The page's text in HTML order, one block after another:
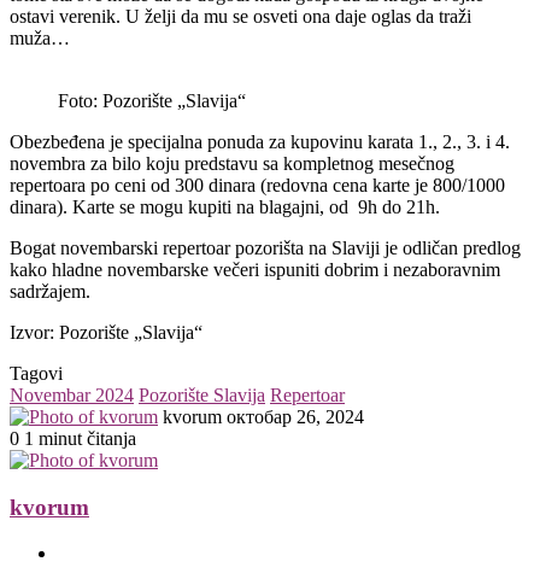
ostavi verenik. U želji da mu se osveti ona daje oglas da traži
muža…
Foto: Pozorište „Slavija“
Obezbeđena je specijalna ponuda za kupovinu karata 1., 2., 3. i 4.
novembra za bilo koju predstavu sa kompletnog mesečnog
repertoara po ceni od 300 dinara (redovna cena karte je 800/1000
dinara). Karte se mogu kupiti na blagajni, od 9h do 21h.
Bogat novembarski repertoar pozorišta na Slaviji je odličan predlog
kako hladne novembarske večeri ispuniti dobrim i nezaboravnim
sadržajem.
Izvor: Pozorište „Slavija“
Tagovi
Novembar 2024 Pozorište Slavija Repertoar
kvorum Send
октобар 26, 2024
0 1 minut čitanja
kvorum